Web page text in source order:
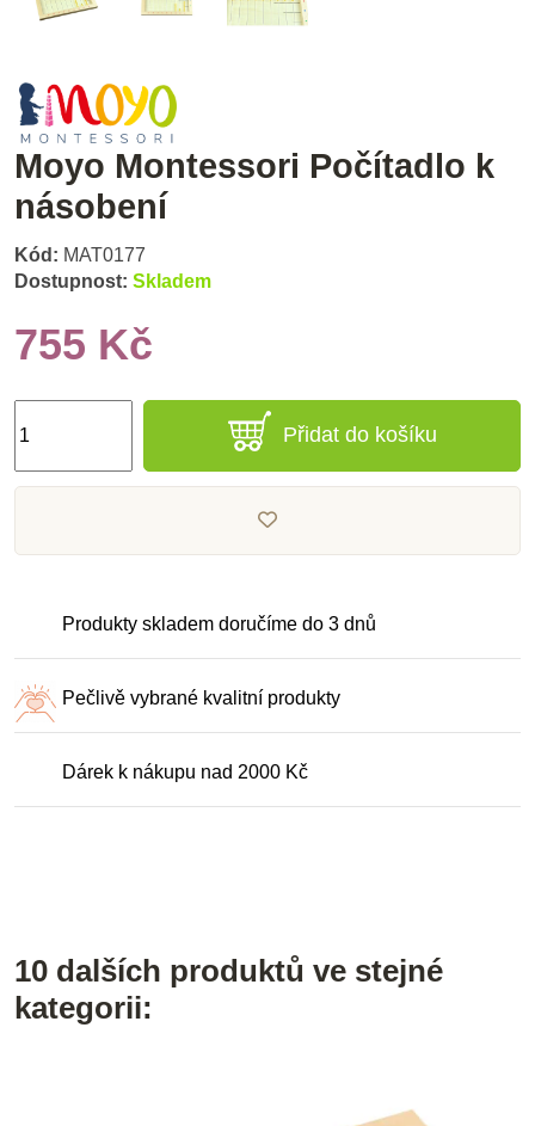
Moyo Montessori Počítadlo k
násobení
Kód: MAT0177
Dostupnost: Skladem
755 Kč
Přidat do košíku
Produkty skladem doručíme do 3 dnů
Pečlivě vybrané kvalitní produkty
Dárek k nákupu nad 2000 Kč
10 dalších produktů ve stejné
kategorii: